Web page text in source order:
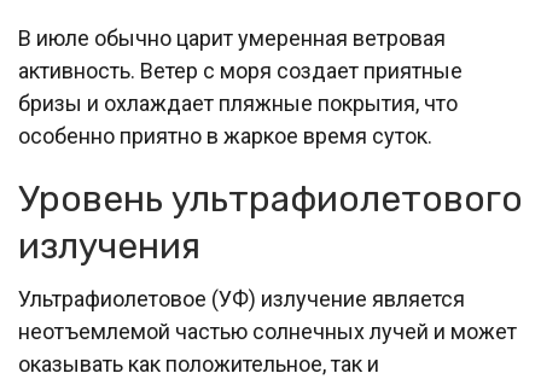
В июле обычно царит умеренная ветровая
активность. Ветер с моря создает приятные
бризы и охлаждает пляжные покрытия, что
особенно приятно в жаркое время суток.
Уровень ультрафиолетового
излучения
Ультрафиолетовое (УФ) излучение является
неотъемлемой частью солнечных лучей и может
оказывать как положительное, так и